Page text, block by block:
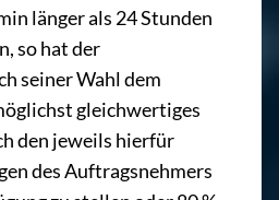
länger als 24 Stunden
so hat der
seiner Wahl dem
gleichwertiges
den jeweils hierfür
des Auftragsnehmers